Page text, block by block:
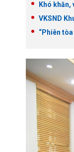
Khó
VKSND
“Phiên